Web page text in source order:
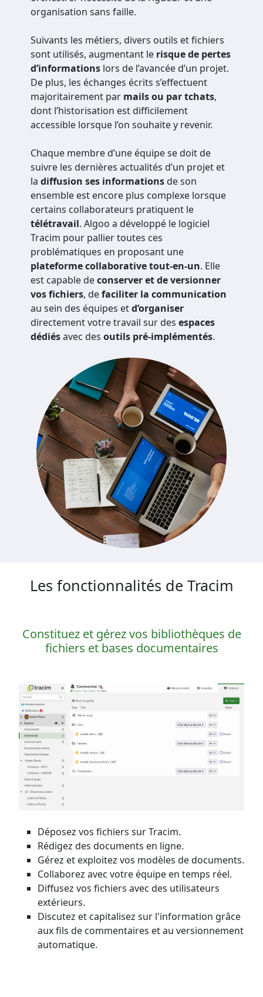
organisation sans faille.
Suivants les métiers, divers outils et fichiers
sont utilisés, augmentant le risque de pertes
d’informations lors de l’avancée d’un projet.
De plus, les échanges écrits s’effectuent
majoritairement par mails ou par tchats,
dont l’historisation est difficilement
accessible lorsque l’on souhaite y revenir.
Chaque membre d’une équipe se doit de
suivre les dernières actualités d’un projet et
la diffusion ses informationsde son
ensemble est encore plus complexe lorsque
certains collaborateurs pratiquent le
télétravail. Algoo a développé le logiciel
Tracim pour pallier toutes ces
problématiques en proposant une
plateforme collaborative tout-en-un. Elle
est capable deconserver et de versionner
vos fichiers, defaciliter la communication
au sein des équipes etd’organiser
directement votre travail sur des espaces
dédiésavec des outils pré-implémentés.
Les fonctionnalités de Tracim
Constituez et gérez vos bibliothèques de
fichiers et bases documentaires
Déposez vos fichiers sur Tracim.
Rédigez des documents en ligne.
Gérez et exploitez vos modèles de documents.
Collaborez avec votre équipe en temps réel.
Diffusez vos fichiers avec des utilisateurs
extérieurs.
Discutez et capitalisez sur l'information grâce
aux fils de commentaires et au versionnement
automatique.